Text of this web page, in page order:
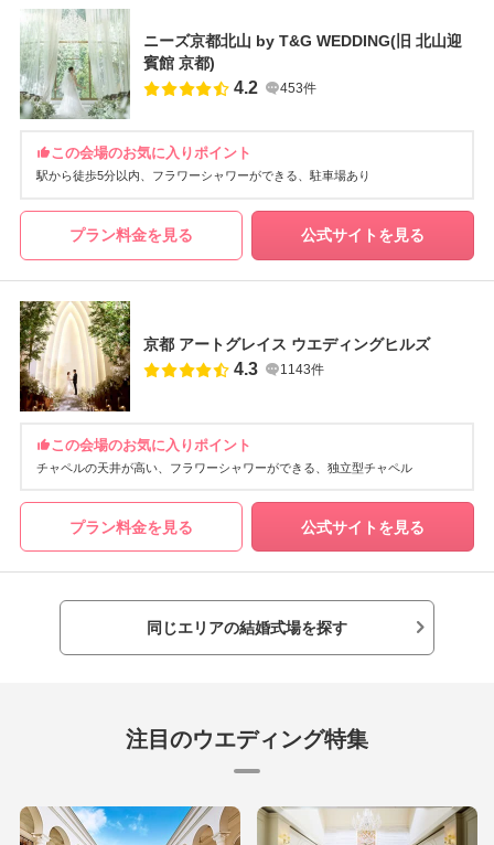
ニーズ京都北山 by T&G WEDDING(旧 北山迎
賓館 京都)
4.2 453件
この会場のお気に入りポイント
駅から徒歩5分以内 フラワーシャワーができる 駐車場あり
プラン料金を見る 公式サイトを見る
京都 アートグレイス ウエディングヒルズ
4.3 1143件
この会場のお気に入りポイント
チャペルの天井が高い フラワーシャワーができる 独立型チャペル
プラン料金を見る 公式サイトを見る
同じエリアの結婚式場を探す
注目のウエディング特集